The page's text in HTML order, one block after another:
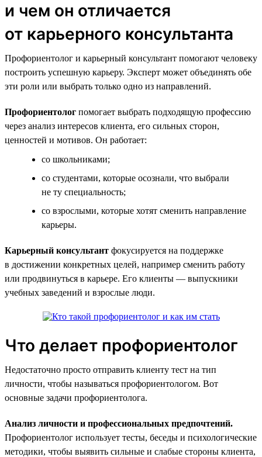
и чем он отличается
от карьерного консультанта
Профориентолог и карьерный консультант помогают человеку
построить успешную карьеру. Эксперт может объединять обе
эти роли или выбрать только одно из направлений.
Профориентолог помогает выбрать подходящую профессию
через анализ интересов клиента, его сильных сторон,
ценностей и мотивов. Он работает:
со школьниками;
со студентами, которые осознали, что выбрали
не ту специальность;
со взрослыми, которые хотят сменить направление
карьеры.
Карьерный консультант фокусируется на поддержке
в достижении конкретных целей, например сменить работу
или продвинуться в карьере. Его клиенты — выпускники
учебных заведений и взрослые люди.
Что делает профориентолог
Недостаточно просто отправить клиенту тест на тип
личности, чтобы называться профориентологом. Вот
основные задачи профориентолога.
Анализ личности и профессиональных предпочтений.
Профориентолог использует тесты, беседы и психологические
методики, чтобы выявить сильные и слабые стороны клиента,